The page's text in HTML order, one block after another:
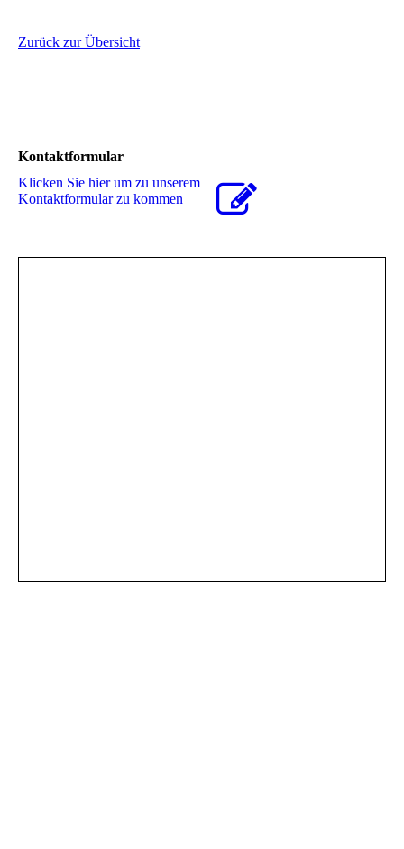
Zurück zur Übersicht
Kontaktformular
Klicken Sie hier um zu unserem
Kon­takt­for­mu­lar zu kommen